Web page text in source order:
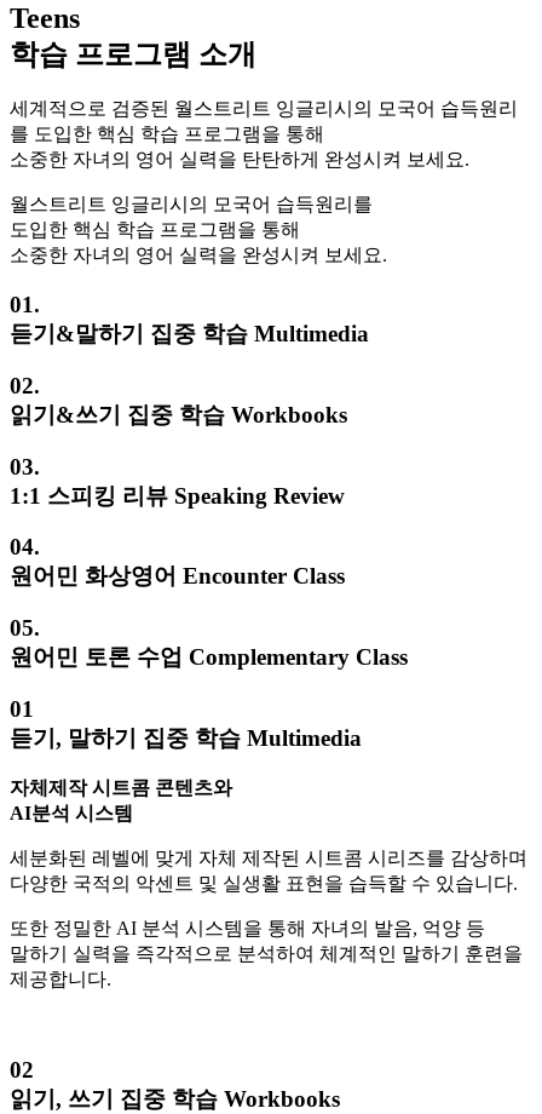
Teens
학습 프로그램 소개
세계적으로 검증된 월스트리트 잉글리시의 모국어 습득원리
를 도입한 핵심 학습 프로그램을 통해
소중한 자녀의 영어 실력을 탄탄하게 완성시켜 보세요.
월스트리트 잉글리시의 모국어 습득원리를
도입한 핵심 학습 프로그램을 통해
소중한 자녀의 영어 실력을 완성시켜 보세요.
01.
듣기&말하기 집중 학습 Multimedia
02.
읽기&쓰기 집중 학습 Workbooks
03.
1:1 스피킹 리뷰 Speaking Review
04.
원어민 화상영어 Encounter Class
05.
원어민 토론 수업 Complementary Class
01
듣기, 말하기 집중 학습 Multimedia
자체제작 시트콤 콘텐츠와
AI분석 시스템
세분화된 레벨에 맞게 자체 제작된 시트콤 시리즈를 감상하며
다양한 국적의 악센트 및 실생활 표현을 습득할 수 있습니다.
또한 정밀한 AI 분석 시스템을 통해 자녀의 발음, 억양 등
말하기 실력을 즉각적으로 분석하여 체계적인 말하기 훈련을
제공합니다.
02
읽기, 쓰기 집중 학습 Workbooks